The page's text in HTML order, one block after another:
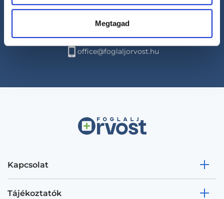
Megtagad
Segíthetünk?
+36 1 700-1398
(H-P: 8:00-20:00)
office@foglaljorvost.hu
Kapcsolat
Tájékoztatók